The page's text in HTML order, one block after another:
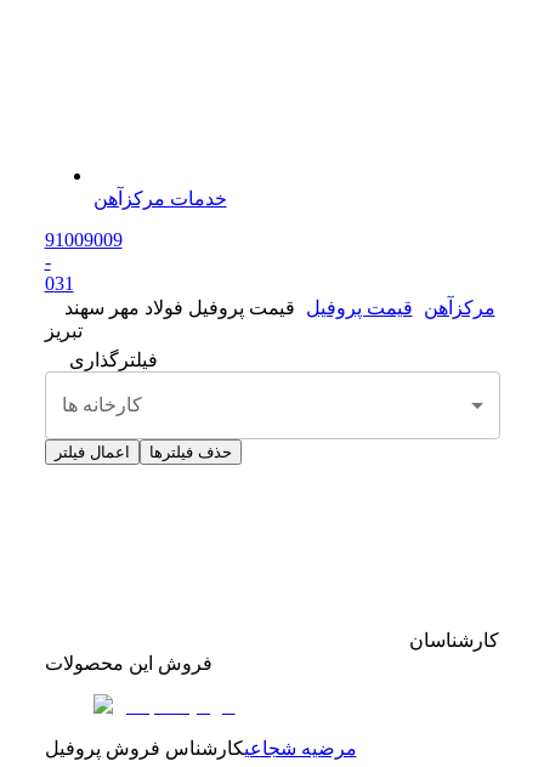
خدمات مرکزآهن
91009009
-
031
مرکزآهن
قیمت پروفیل
قیمت پروفیل فولاد مهر سهند
تبریز
فیلترگذاری
کارخانه ها
اعمال فیلتر حذف فیلترها
کارشناسان
فروش این محصولات
مرضیه شجاعیکارشناس فروش پروفیل